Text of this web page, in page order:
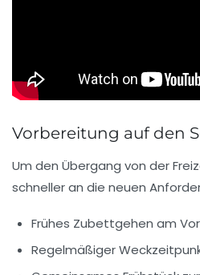
Vorbereitung auf den
Um den Übergang von der
schneller an die neuen
Frühes Zubettgehen am
Regelmäßiger